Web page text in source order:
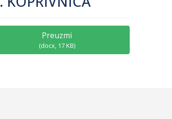
Preuzmi
(docx, 17 KB)